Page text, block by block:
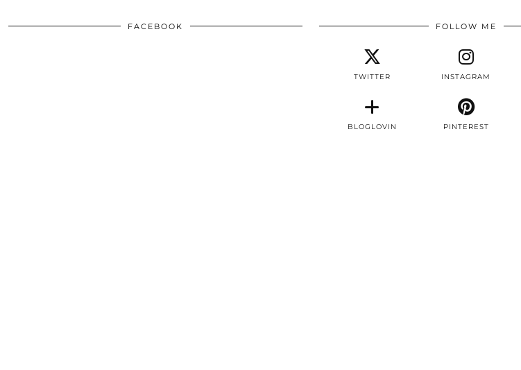
FACEBOOK FOLLOW ME
TWITTER INSTAGRAM
BLOGLOVIN PINTEREST